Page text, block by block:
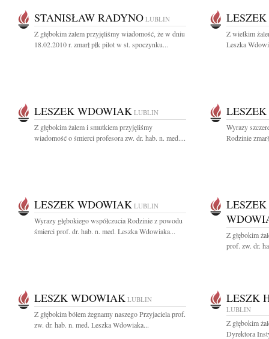
STANISŁAW RADYNO LUBLIN
Z głębokim żalem przyjęliśmy wiadomość, że w dniu
18.02.2010 r. zmarł płk pilot w st. spoczynku...
Z wielkim
Leszka
LESZEK WDOWIAK LUBLIN
Z głębokim żalem i smutkiem przyjęliśmy
wiadomość o śmierci profesora zw. dr. hab. n. med....
Wyrazy
Rodzinie
LESZEK WDOWIAK LUBLIN
Wyrazy głębokiego współczucia Rodzinie z powodu
śmierci prof. dr. hab. n. med. Leszka Wdowiaka...
Z głębokim
prof. zw. dr.
LESZK WDOWIAK LUBLIN
Z głębokim bólem żegnamy naszego Przyjaciela prof.
zw. dr. hab. n. med. Leszka Wdowiaka...
LESZK
LUBLIN
Z głębokim
Dyrektora